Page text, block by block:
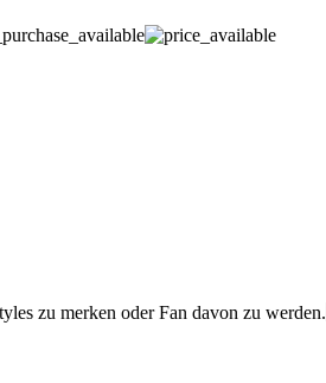
zu merken oder Fan davon zu werden.